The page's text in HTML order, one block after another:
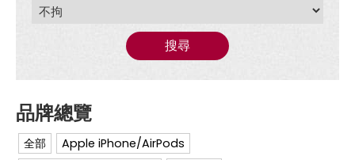
搜尋
全部
Apple iPhone/AirPods